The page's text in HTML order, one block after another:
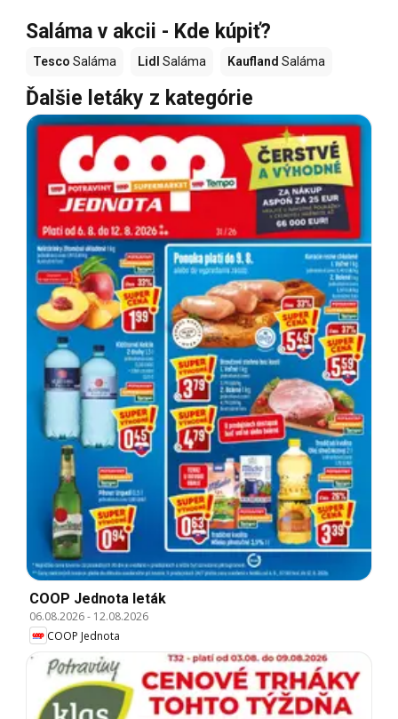
Saláma v akcii - Kde kúpiť?
Tesco Saláma Lidl Saláma Kaufland Saláma
Ďalšie letáky z kategórie
COOP Jednota leták
06.08.2026- 12.08.2026
COOP Jednota